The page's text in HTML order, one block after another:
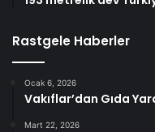
Rastgele Haberler
Ocak 6, 2026
Vakıflar’dan Gıda
Mart 22, 2026